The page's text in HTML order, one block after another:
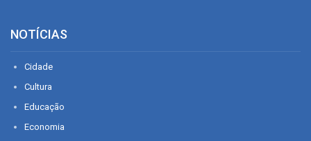
NOTÍCIAS
Cidade
Cultura
Educação
Economia